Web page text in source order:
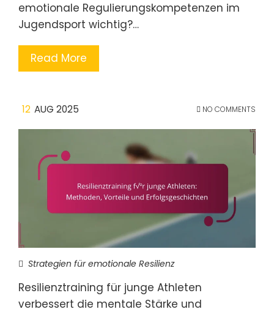
emotionale Regulierungskompetenzen im
Jugendsport wichtig?…
Read More
12 AUG 2025 NO COMMENTS
Strategien für emotionale Resilienz
Resilienztraining für junge Athleten
verbessert die mentale Stärke und